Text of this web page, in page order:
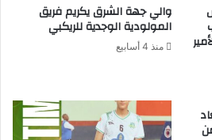
والي جهة الشرق يكريم فريق
المولودية الوجدية للريكبي
منذ 4 أسابيع